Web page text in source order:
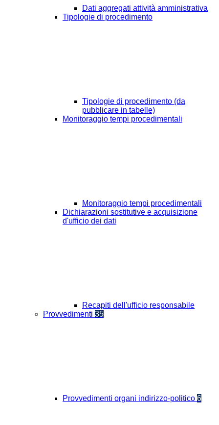
Dati aggregati attività amministrativa
Tipologie di procedimento
Tipologie di procedimento (da
pubblicare in tabelle)
Monitoraggio tempi procedimentali
Monitoraggio tempi procedimentali
Dichiarazioni sostitutive e acquisizione
d'ufficio dei dati
Recapiti dell'ufficio responsabile
Provvedimenti 35
Provvedimenti organi indirizzo-politico 6